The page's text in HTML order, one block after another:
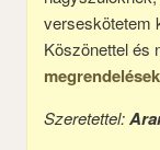
verseskötetem
Köszönettel és
Szeretettel: